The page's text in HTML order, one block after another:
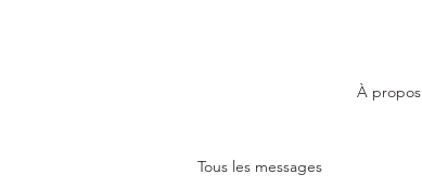
À propos
Tous les messages